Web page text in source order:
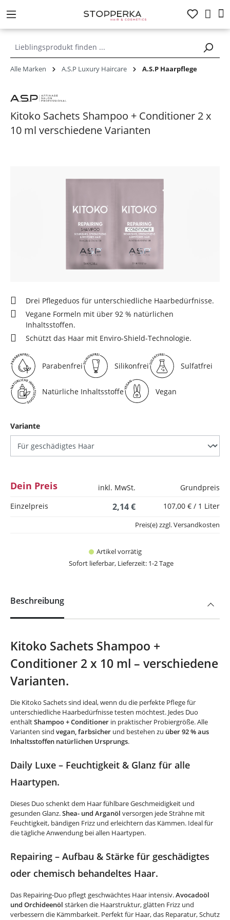
springen
Alle Marken A.S.P Luxury Haircare A.S.P Haarpflege
Kitoko Sachets Shampoo + Conditioner 2 x
10 ml verschiedene Varianten
Drei Pflegeduos für unterschiedliche Haarbedürfnisse.
Vegane Formeln mit über 92 % natürlichen
Inhaltsstoffen.
Schützt das Haar mit Enviro-Shield-Technologie.
Parabenfrei Silikonfrei Sulfatfrei
Natürliche Inhaltsstoffe Vegan
Varianteauswählen
Dein Preis inkl. MwSt.
Grundpreis
Einzelpreis
2,14 € 107,00 € / 1 Liter
Artikel vorrätig
Sofort lieferbar, Lieferzeit: 1-2 Tage
Preis(e) zzgl. Versandkosten
Beschreibung
Kitoko Sachets Shampoo +
Conditioner 2 x 10 ml – verschiedene
Varianten.
Die Kitoko Sachets sind ideal, wenn du die perfekte Pflege für
unterschiedliche Haarbedürfnisse testen möchtest. Jedes Duo
enthältShampoo + Conditioner in praktischer Probiergröße. Alle
Varianten sind vegan, farbsicher und bestehen zu über 92 % aus
Inhaltsstoffen natürlichen Ursprungs.
Daily Luxe – Feuchtigkeit & Glanz für alle
Haartypen.
Dieses Duo schenkt dem Haar fühlbare Geschmeidigkeit und
gesunden Glanz.Shea- und Arganöl versorgen jede Strähne mit
Feuchtigkeit, bändigen Frizz und erleichtern das Kämmen. Ideal für
die tägliche Anwendung bei allen Haartypen.
Repairing – Aufbau & Stärke für geschädigtes
oder chemisch behandeltes Haar.
Das Repairing-Duo pflegt geschwächtes Haar intensiv.Avocadoöl
und Orchideenöl stärken die Haarstruktur, glätten Frizz und
verbessern die Kämmbarkeit. Perfekt für Haar, das Reparatur, Schutz